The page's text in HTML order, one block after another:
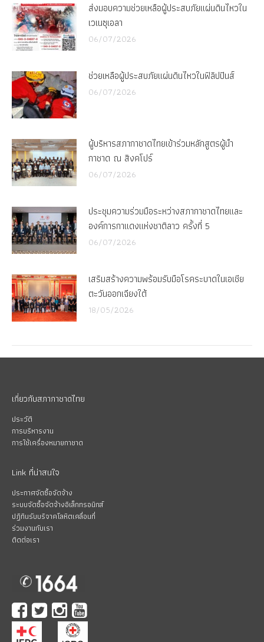
ส่งมอบความช่วยเหลือผู้ประสบภัยแผ่นดินไหวใน
เวเนซุเอลา
06/07/2026
ช่วยเหลือผู้ประสบภัยแผ่นดินไหวในฟิลิปปินส์
06/07/2026
ผู้บริหารสภากาชาดไทยเข้าร่วมหลักสูตรผู้นำ
กาชาด ณ สิงคโปร์
06/07/2026
ประชุมความร่วมมือระหว่างสภากาชาดไทยและ
องค์การกาแดงแห่งชาติลาว ครั้งที่ 5
06/07/2026
เสริมสร้างความพร้อมรับมือโรคระบาดในเอเชีย
ตะวันออกเฉียงใต้
18/05/2026
เกี่ยวกับสภากาชาดไทย
ประวัติ
การบริหารงาน
การใช้เครื่องหมายกาชาด
Link ที่น่าสนใจ
ประกาศจัดซื้อจัดจ้าง
ระบบจัดซื้อจัดจ้างอิเล็กทรอนิกส์
ปฏิทินรับบริจาคโลหิตเคลื่อนที่
ร่วมงานกับเรา
ติดต่อเรา